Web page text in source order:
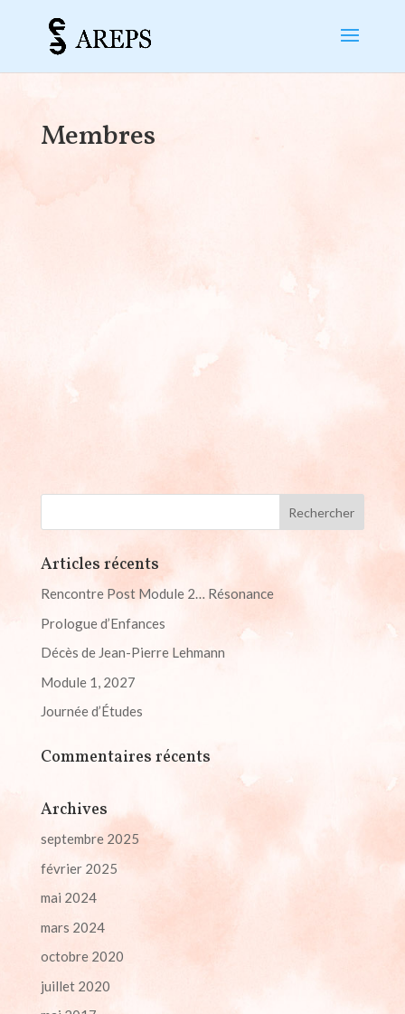
Membres
Articles récents
Rencontre Post Module 2… Résonance
Prologue d’Enfances
Décès de Jean-Pierre Lehmann
Module 1, 2027
Journée d’Études
Commentaires récents
Archives
septembre 2025
février 2025
mai 2024
mars 2024
octobre 2020
juillet 2020